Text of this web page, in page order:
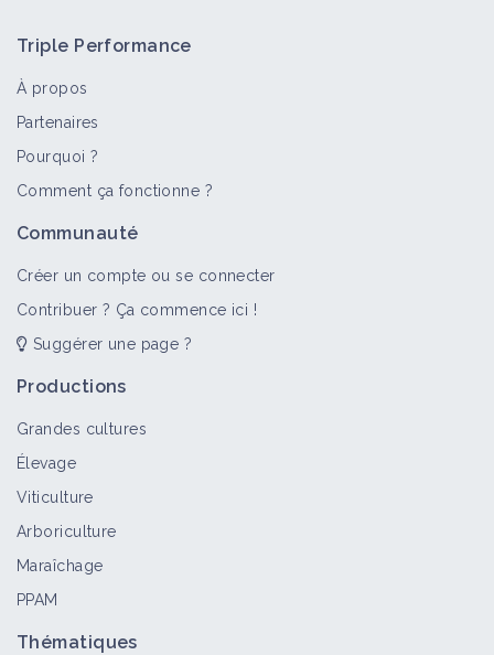
Triple Performance
À propos
Partenaires
Pourquoi ?
Comment ça fonctionne ?
Communauté
Créer un compte ou se connecter
Contribuer ? Ça commence ici !
Suggérer une page ?
Productions
Grandes cultures
Élevage
Viticulture
Arboriculture
Maraîchage
PPAM
Thématiques